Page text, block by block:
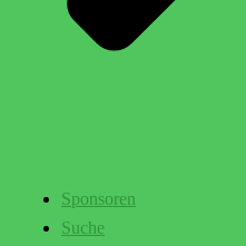
Sponsoren
Suche